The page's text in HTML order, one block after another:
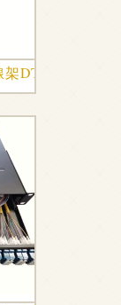
DT2804的應